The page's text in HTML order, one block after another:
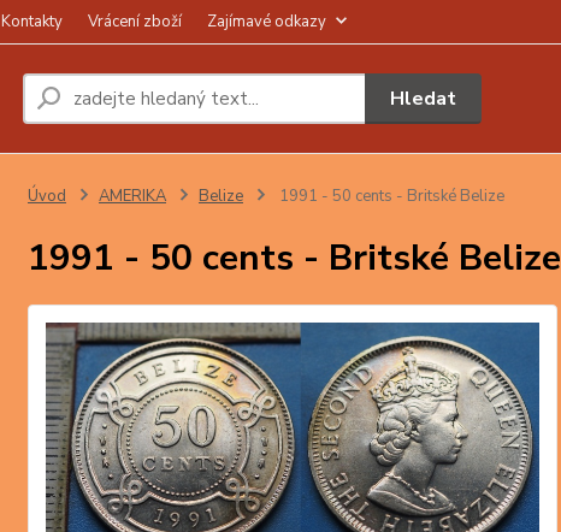
Kontakty Vrácení zboží Zajímavé odkazy
Hledat
Úvod AMERIKA Belize 1991 - 50 cents - Britské Belize
1991 - 50 cents - Britské Belize